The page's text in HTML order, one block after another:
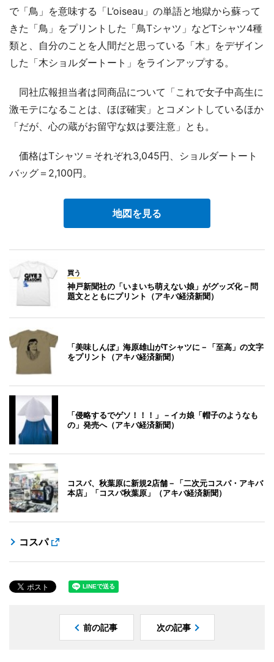
で「鳥」を意味する「L’oiseau」の単語と地獄から蘇って
きた「鳥」をプリントした「鳥Tシャツ」などTシャツ4種
類と、自分のことを人間だと思っている「木」をデザイン
した「木ショルダートート」をラインアップする。
同社広報担当者は同商品について「これで女子中高生に
激モテになることは、ほぼ確実」とコメントしているほか
「だが、心の蔵がお留守な奴は要注意」とも。
価格はTシャツ＝それぞれ3,045円、ショルダートート
バッグ＝2,100円。
地図を見る
買う
神戸新聞社の「いまいち萌えない娘」がグッズ化－問
題文とともにプリント（アキバ経済新聞）
「美味しんぼ」海原雄山がTシャツに－「至高」の文字
をプリント（アキバ経済新聞）
「侵略するでゲソ！！！」－イカ娘「帽子のようなも
の」発売へ（アキバ経済新聞）
コスパ、秋葉原に新規2店舗－「二次元コスパ・アキバ
本店」「コスパ秋葉原」（アキバ経済新聞）
コスパ
前の記事 次の記事